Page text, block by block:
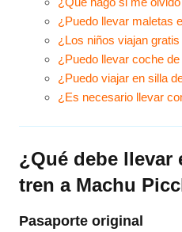
¿Puedo llevar maletas
¿Los niños viajan
¿Puedo llevar coche
¿Puedo viajar en silla
¿Es necesario llevar
¿Qué debe llevar
tren a Machu
Pasaporte original